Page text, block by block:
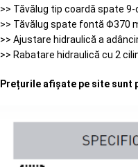
>> Tăvălug tip coardă spate
>> Tăvălug spate fontă Φ370
>> Ajustare hidraulică a
>> Rabatare hidraulică cu 2
Prețurile afișate pe site sunt